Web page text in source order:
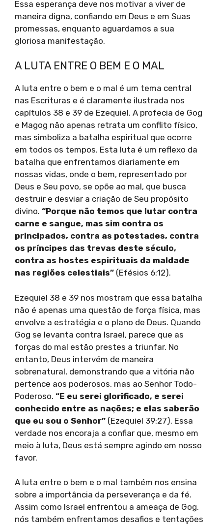
Essa esperança deve nos motivar a viver de
maneira digna, confiando em Deus e em Suas
promessas, enquanto aguardamos a sua
gloriosa manifestação.
A LUTA ENTRE O BEM E O MAL
A luta entre o bem e o mal é um tema central
nas Escrituras e é claramente ilustrada nos
capítulos 38 e 39 de Ezequiel. A profecia de Gog
e Magog não apenas retrata um conflito físico,
mas simboliza a batalha espiritual que ocorre
em todos os tempos. Esta luta é um reflexo da
batalha que enfrentamos diariamente em
nossas vidas, onde o bem, representado por
Deus e Seu povo, se opõe ao mal, que busca
destruir e desviar a criação de Seu propósito
divino. “Porque não temos que lutar contra
carne e sangue, mas sim contra os
principados, contra as potestades, contra
os príncipes das trevas deste século,
contra as hostes espirituais da maldade
nas regiões celestiais” (Efésios 6:12).
Ezequiel 38 e 39 nos mostram que essa batalha
não é apenas uma questão de força física, mas
envolve a estratégia e o plano de Deus. Quando
Gog se levanta contra Israel, parece que as
forças do mal estão prestes a triunfar. No
entanto, Deus intervém de maneira
sobrenatural, demonstrando que a vitória não
pertence aos poderosos, mas ao Senhor Todo-
Poderoso. “E eu serei glorificado, e serei
conhecido entre as nações; e elas saberão
que eu sou o Senhor” (Ezequiel 39:27). Essa
verdade nos encoraja a confiar que, mesmo em
meio à luta, Deus está sempre agindo em nosso
favor.
A luta entre o bem e o mal também nos ensina
sobre a importância da perseverança e da fé.
Assim como Israel enfrentou a ameaça de Gog,
nós também enfrentamos desafios e tentações